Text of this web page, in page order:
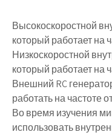
Высокоскоростной
который работает на
Низкоскоростной
который работает на
Внешний RC
работать на частоте
Во время изучения
использовать